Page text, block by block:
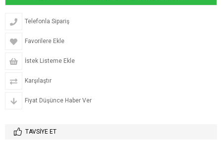
Telefonla Sipariş
Favorilere Ekle
İstek Listeme Ekle
Karşılaştır
Fiyat Düşünce Haber Ver
TAVSIYE ET